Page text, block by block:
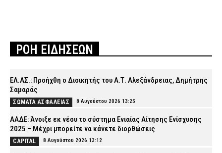
ΡΟΗ ΕΙΔΗΣΕΩΝ
ΕΛ.ΑΣ.: Προήχθη ο Διοικητής του Α.Τ. Αλεξάνδρειας, Δημήτρης
Σαμαράς
ΣΩΜΑΤΑ ΑΣΦΑΛΕΙΑΣ 8 Αυγούστου 2026 13:25
ΑΑΔΕ: Άνοιξε εκ νέου το σύστημα Ενιαίας Αίτησης Ενίσχυσης
2025 – Μέχρι μπορείτε να κάνετε διορθώσεις
CAPITAL 8 Αυγούστου 2026 13:12